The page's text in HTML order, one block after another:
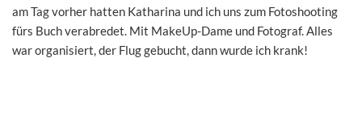
am Tag vorher hatten Katharina und ich uns zum Fotoshooting
fürs Buch verabredet. Mit MakeUp-Dame und Fotograf. Alles
war organisiert, der Flug gebucht, dann wurde ich krank!